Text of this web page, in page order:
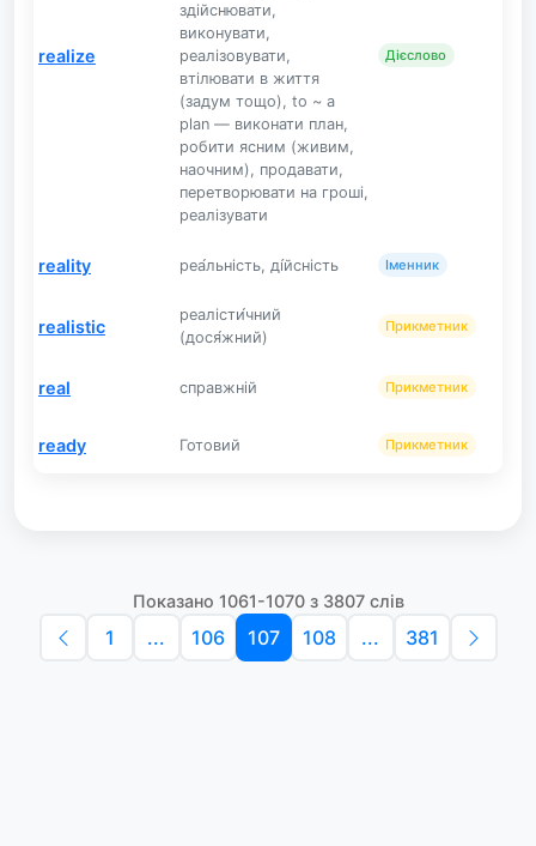
realize
здійснювати,
виконувати,
реалізовувати,
втілювати в життя
(задум тощо), to ~ a
plan — виконати план,
робити ясним (живим,
наочним), продавати,
перетворювати на гроші,
реалізувати
Дієслово
reality реа́льність, ді́йсність Іменник
realistic
реалісти́чний
(дося́жний)
Прикметник
real справжній Прикметник
ready Готовий Прикметник
Показано 1061-1070 з 3807 слів
1 ... 106 107 108 ... 381